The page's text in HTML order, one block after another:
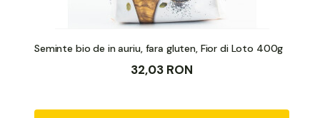
Seminte bio de in auriu, fara gluten, Fior di Loto 400g
32,03 RON